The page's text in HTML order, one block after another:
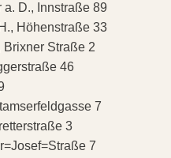
D., Innstraße 89
Höhenstraße 33
Straße 2
46
7
3
7